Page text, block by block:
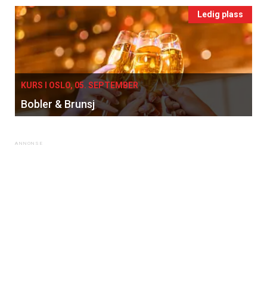
Ledig plass
KURS I OSLO, 05. SEPTEMBER
Bobler & Brunsj